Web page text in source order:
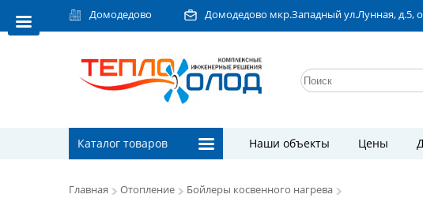
Домодедово Домодедово мкр.Западный ул.Лунная, д.5,
Каталог товаров Наши объекты Цены
Главная Отопление Бойлеры косвенного нагрева